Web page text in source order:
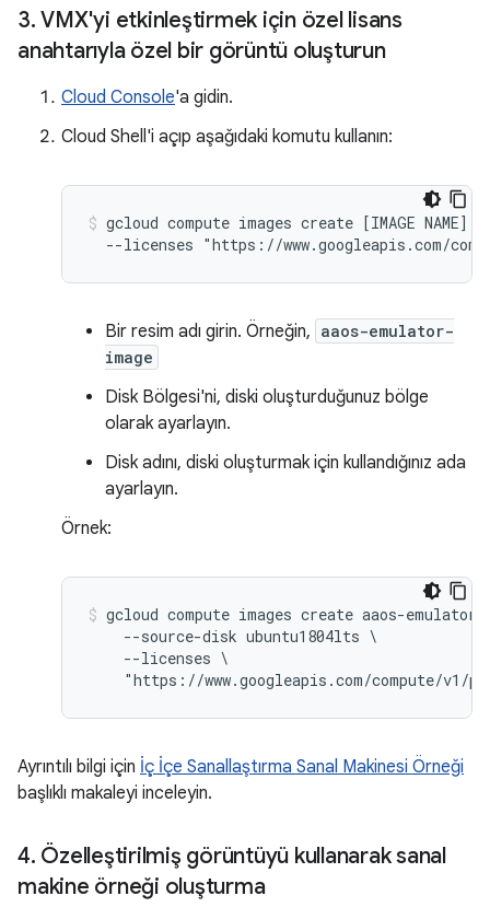
3. VMX'yi etkinleştirmek için özel lisans
anahtarıyla özel bir görüntü oluşturun
Cloud Console'a gidin.
Cloud Shell'i açıp aşağıdaki komutu kullanın:
gcloud compute images create [IMAGE
Bir resim adı girin. Örneğin, aaos-emulator-
image
Disk Bölgesi'ni, diski oluşturduğunuz bölge
olarak ayarlayın.
Disk adını, diski oluşturmak için kullandığınız ada
ayarlayın.
Örnek:
gcloud compute images create aaos-
    --source-disk ubuntu1804lts \
    --licenses \
Ayrıntılı bilgi için İç İçe Sanallaştırma Sanal Makinesi Örneği
başlıklı makaleyi inceleyin.
4. Özelleştirilmiş görüntüyü kullanarak sanal
makine örneği oluşturma